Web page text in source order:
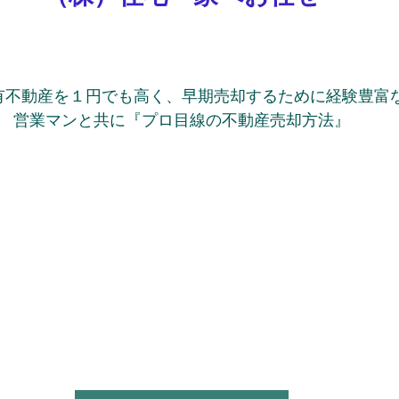
不動産を１円でも高く、早期売却するために経験豊富
営業マンと共に『プロ目線の不動産売却方法』